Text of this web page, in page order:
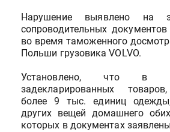
Нарушение выявлено на
сопроводительных
во время таможенного
Польши грузовика VOLVO.
Установлено, что в
задекларированных
более 9 тыс. единиц
других вещей домашнего
которых в документах